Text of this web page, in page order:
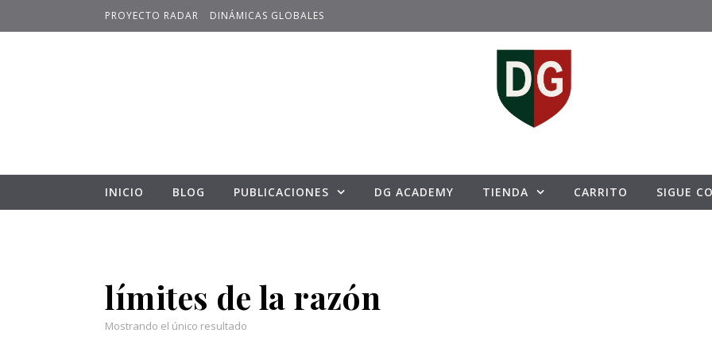
PROYECTO RADAR DINÁMICAS GLOBALES
INICIO BLOG PUBLICACIONES DG ACADEMY TIENDA CARRITO SIGUE
límites de la razón
Mostrando el único resultado